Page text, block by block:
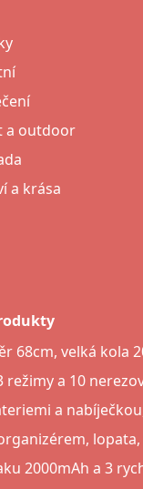
a outdoor
a krása
68cm, velká kola
režimy a 10
a
2000mAh a 3